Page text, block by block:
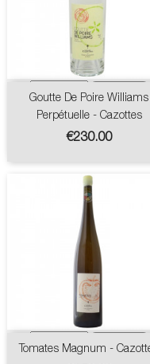
Goutte De Poire Williams
Perpétuelle - Cazottes
Price
€230.00
Tomates Magnum -